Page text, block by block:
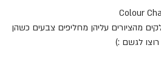
מגיל 6 ומעלה. חלקים מהציורים עליהן מחליפים צבעים כשהן
לגשם :)